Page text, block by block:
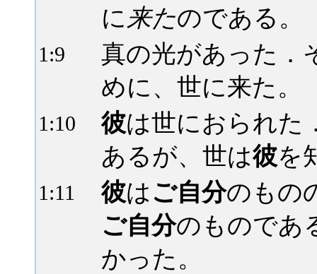
に来たのである。
1:9
真の光があった．
めに、世に来た。
1:10 彼は世におられた
あるが、世は彼を
1:11 彼はご自分のもの
ご自分のものであ
かった。